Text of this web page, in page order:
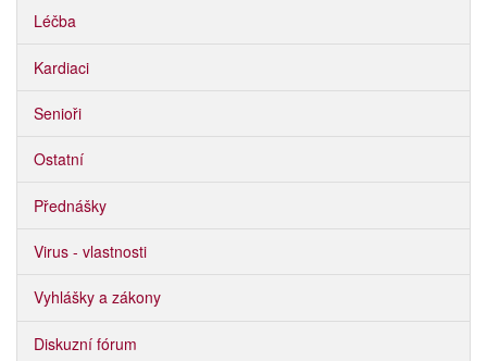
Léčba
Kardiaci
Senioři
Ostatní
Přednášky
Virus - vlastnosti
Vyhlášky a zákony
Diskuzní fórum